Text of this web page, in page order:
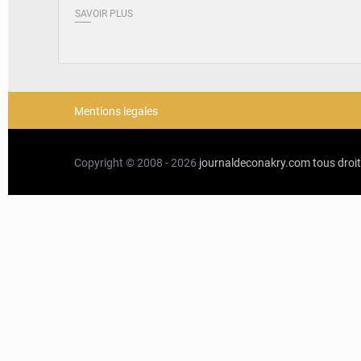
SAVOIR PLUS
Mentions legales
Copyright © 2008 - 2026 journaldeconakry.comtous